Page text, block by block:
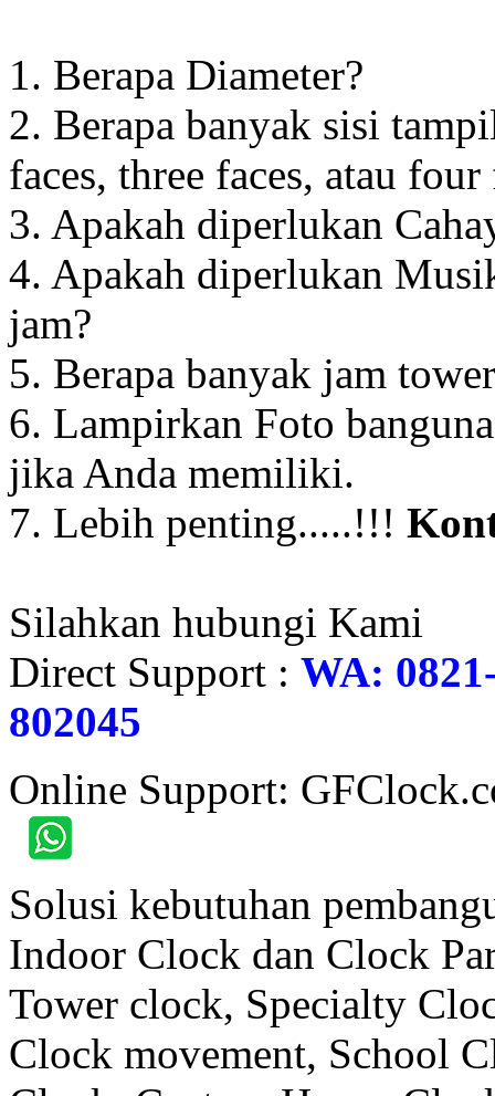
1. Berapa Diameter?
2. Berapa banyak sisi
faces, three faces, atau four
3. Apakah diperlukan
4. Apakah diperlukan
jam?
5. Berapa banyak jam
6. Lampirkan Foto
jika Anda memiliki.
7. Lebih penting.....!!!
Silahkan hubungi Kami
Direct Support : WA:
802045
Online Support:
Solusi kebutuhan
Indoor Clock dan Clock
Tower clock, Specialty
Clock movement, School